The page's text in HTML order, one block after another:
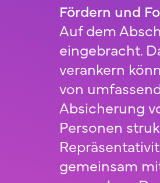
Fördern und
Auf dem
eingebracht.
verankern
von
Absicherung
Personen
gemeinsam